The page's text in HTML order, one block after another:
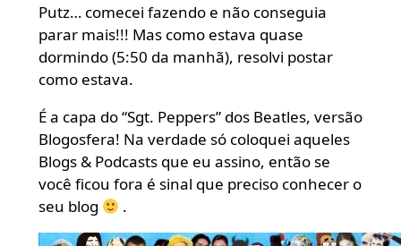
Putz… comecei fazendo e não conseguia
parar mais!!! Mas como estava quase
dormindo (5:50 da manhã), resolvi postar
como estava.
É a capa do “Sgt. Peppers” dos Beatles, versão
Blogosfera! Na verdade só coloquei aqueles
Blogs & Podcasts que eu assino, então se
você ficou fora é sinal que preciso conhecer o
seu blog
.